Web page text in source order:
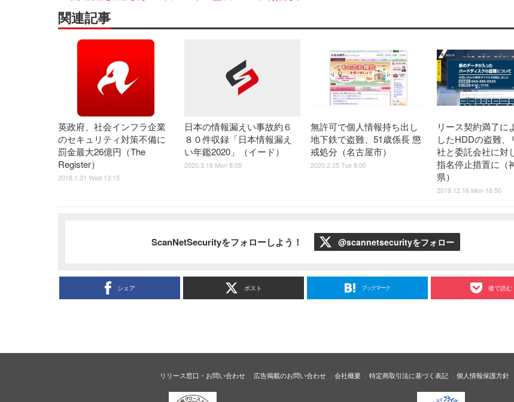
関連記事
英政府、社会インフラ企業
のセキュリティ対策不備に
罰金最大26億円（The
Register）
2018.1.31 Wed 13:15
日本の情報漏えい事故約６
８０件収録「日本情報漏え
い年鑑2020」（イード）
2020.3.16 Mon 8:05
無許可で個人情報持ち出し
地下鉄で盗難、51歳係長 懲
戒処分（名古屋市）
2020.2.25 Tue 8:00
リース契約満了に
したHDDの盗難、
社と委託会社に対
指名停止措置に（
県）
2019.12.16 Mon 16:50
ScanNetSecurityをフォローしよう！ @scannetsecurityをフォロー
シェア ポスト ブックマーク 後で読む
リリース窓口・お問い合わせ 広告掲載のお問い合わせ 会社概要 特定商取引法に基づく表記 個人情報保護方針